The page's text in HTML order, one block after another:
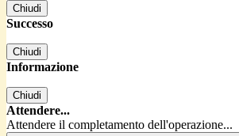
Chiudi
Successo
Chiudi
Informazione
Chiudi
Attendere...
Attendere il completamento dell'operazione...